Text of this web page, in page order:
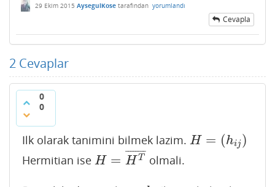
29 Ekim 2015 AysegulKose tarafından yorumlandı
Cevapla
2 Cevaplar
0
0
Ilk olarak tanimini bilmek lazim. H = (hij )
H= (hi )
Hermitian ise H = H T
¯ ¯
¯¯¯¯¯¯
H= HT ¯ olmali.